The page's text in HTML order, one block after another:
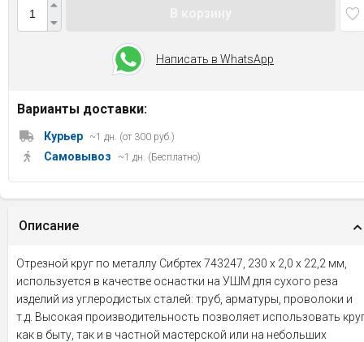
Написать в WhatsApp
Варианты доставки:
Курьер ~1 дн. (от 300 руб.)
Самовывоз ~1 дн. (Бесплатно)
Описание
Отрезной круг по металлу Сибртех 743247, 230 х 2,0 х 22,2 мм,
используется в качестве оснастки на УШМ для сухого реза
изделий из углеродистых сталей: труб, арматуры, проволоки и
т.д. Высокая производительность позволяет использовать
как в быту, так и в частной мастерской или на небольших